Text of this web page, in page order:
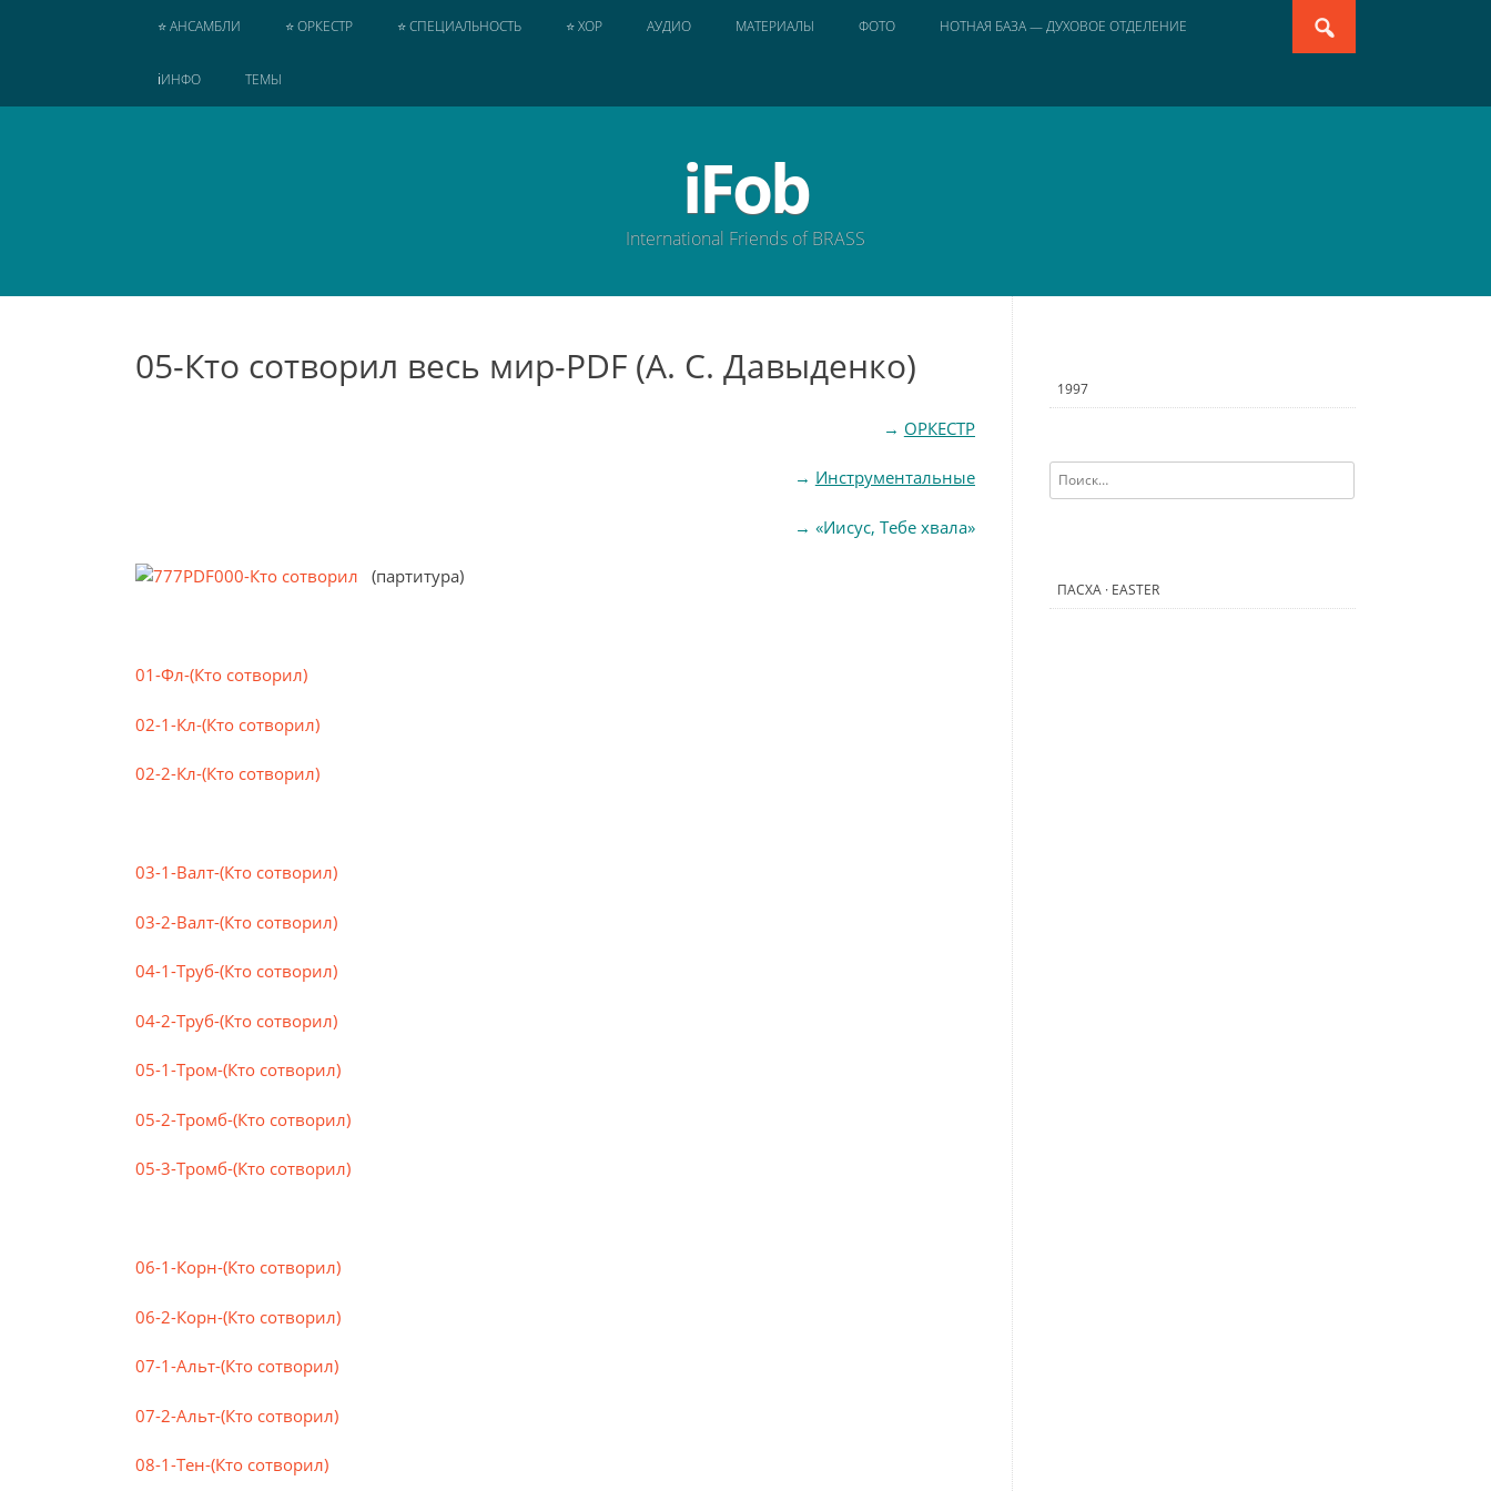
Search
for:
SKIP
⭐ АНСАМБЛИ ⭐ ОРКЕСТР ⭐ СПЕЦИАЛЬНОСТЬ ⭐ ХОР АУДИО МАТЕРИАЛЫ ФОТО НОТНАЯ БАЗА — ДУХОВОЕ ОТДЕЛЕНИЕ
ℹ️ИНФО ТЕМЫ
iFob
International Friends of BRASS
05-Кто сотворил весь мир-PDF (А. С. Давыденко)
→ ОРКЕСТР
→ Инструментальные
→ «Иисус, Тебе хвала»
000-Кто сотворил (партитура)
01-Фл-(Кто сотворил)
02-1-Кл-(Кто сотворил)
02-2-Кл-(Кто сотворил)
03-1-Валт-(Кто сотворил)
03-2-Валт-(Кто сотворил)
04-1-Труб-(Кто сотворил)
04-2-Труб-(Кто сотворил)
05-1-Тром-(Кто сотворил)
05-2-Тромб-(Кто сотворил)
05-3-Тромб-(Кто сотворил)
06-1-Корн-(Кто сотворил)
06-2-Корн-(Кто сотворил)
07-1-Альт-(Кто сотворил)
07-2-Альт-(Кто сотворил)
08-1-Тен-(Кто сотворил)
1997
Найти:
ПАСХА · EASTER